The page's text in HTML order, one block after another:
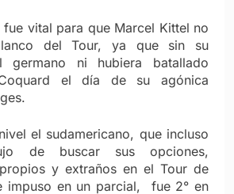
fue vital para que Marcel Kittel no
del Tour, ya que sin su
germano ni hubiera batallado
el día de su agónica
el sudamericano, que incluso
de buscar sus opciones,
y extraños en el Tour de
impuso en un parcial, fue 2° en